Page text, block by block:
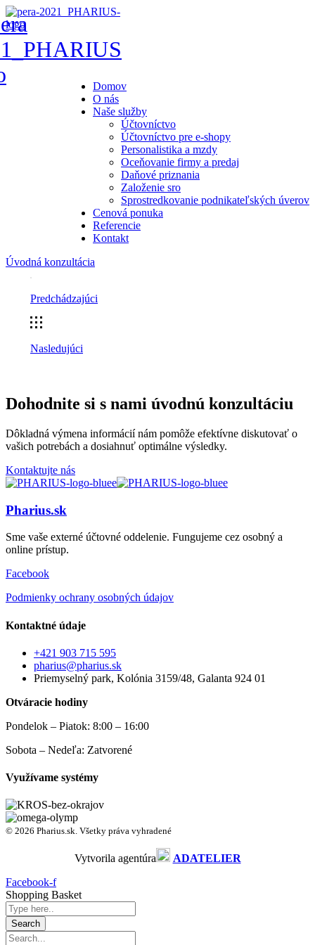
Domov
O nás
Naše služby
Účtovníctvo
Účtovníctvo pre e-shopy
Personalistika a mzdy
Oceňovanie firmy a predaj
Daňové priznania
Založenie sro
Sprostredkovanie podnikateľských úverov
Cenová ponuka
Referencie
Kontakt
Úvodná konzultácia
Predchádzajúci
Nasledujúci
Dohodnite si s nami úvodnú konzultáciu
Dôkladná výmena informácií nám pomôže efektívne diskutovať o
vašich potrebách a dosiahnuť optimálne výsledky.
Kontaktujte nás
Pharius.sk
Sme vaše externé účtovné oddelenie. Fungujeme cez osobný a
online prístup.
Facebook
Podmienky ochrany osobných údajov
Kontaktné údaje
+421 903 715 595
pharius@pharius.sk
Priemyselný park, Kolónia 3159/48, Galanta 924 01
Otváracie hodiny
Pondelok – Piatok: 8:00 – 16:00
Sobota – Nedeľa: Zatvorené
Využívame systémy
© 2026 Pharius.sk. Všetky práva vyhradené
Vytvorila agentúra
ADATELIER
Facebook-f
Shopping Basket